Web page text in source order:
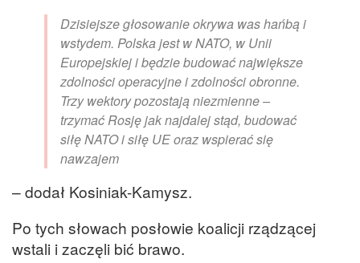
Dzisiejsze głosowanie okrywa was hańbą i
wstydem. Polska jest w NATO, w Unii
Europejskiej i będzie budować największe
zdolności operacyjne i zdolności obronne.
Trzy wektory pozostają niezmienne –
trzymać Rosję jak najdalej stąd, budować
siłę NATO i siłę UE oraz wspierać się
nawzajem
– dodał Kosiniak-Kamysz.
Po tych słowach posłowie koalicji rządzącej
wstali i zaczęli bić brawo.